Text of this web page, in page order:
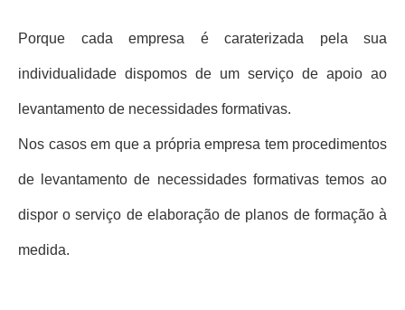
Porque cada empresa é caraterizada pela sua
individualidade dispomos de um serviço de apoio ao
levantamento de necessidades formativas.
Nos casos em que a própria empresa tem procedimentos
de levantamento de necessidades formativas temos ao
dispor o serviço de elaboração de planos de formação à
medida.